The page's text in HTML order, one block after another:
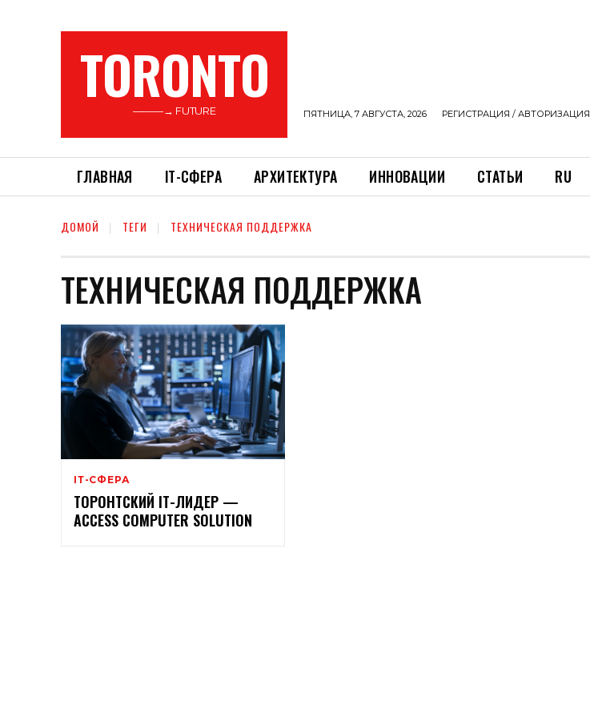
TORONTO
———→ FUTURE ПЯТНИЦА, 7 АВГУСТА, 2026 РЕГИСТРАЦИЯ / АВТОРИЗАЦИЯ
ГЛАВНАЯ ІТ-СФЕРА АРХИТЕКТУРА ИННОВАЦИИ СТАТЬИ RU
ДОМОЙ ТЕГИ ТЕХНИЧЕСКАЯ ПОДДЕРЖКА
ТЕХНИЧЕСКАЯ ПОДДЕРЖКА
ІТ-СФЕРА
ТОРОНТСКИЙ ІТ-ЛИДЕР —
ACCESS COMPUTER SOLUTION